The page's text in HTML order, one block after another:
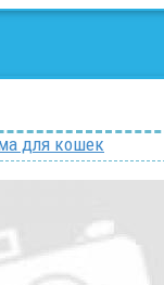
для кошек